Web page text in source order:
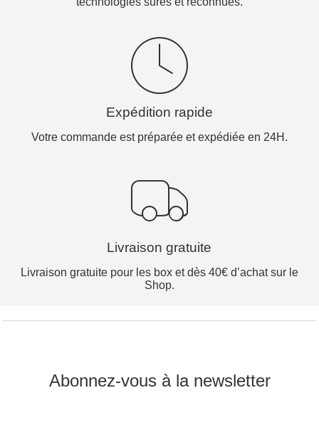
Expédition rapide
Votre commande est préparée et expédiée en 24H.
Livraison gratuite
Livraison gratuite pour les box et dès 40€ d’achat sur le
Shop.
Abonnez-vous à la newsletter